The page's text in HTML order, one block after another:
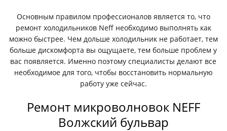
Основным правилом профессионалов является то, что
ремонт холодильников Neff необходимо выполнять как
можно быстрее. Чем дольше холодильник не работает, тем
больше дискомфорта вы ощущаете, тем больше проблем у
вас появляется. Именно поэтому специалисты делают все
необходимое для того, чтобы восстановить нормальную
работу уже сейчас.
Ремонт микроволновок NEFF
Волжский бульвар